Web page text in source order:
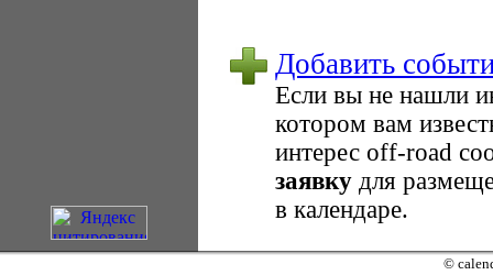
Добавить
Если вы не нашли
котором вам
интерес оff-road
заявку для
в календаре.
©